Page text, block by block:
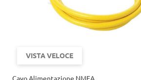
VISTA VELOCE